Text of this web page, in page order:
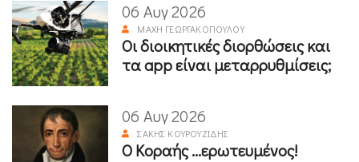
06 Αυγ 2026
ΜΆΧΗ ΓΕΩΡΓΑΚΟΠΟΎΛΟΥ
Οι διοικητικές διορθώσεις και
τα app είναι μεταρρυθμίσεις;
06 Αυγ 2026
ΣΆΚΗΣ ΚΟΥΡΟΥΖΊΔΗΣ
Ο Κοραής ...ερωτευμένος!